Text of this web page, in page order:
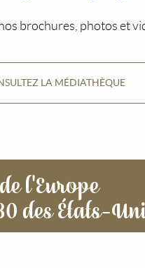
brochures, photos et
LA MÉDIATHÈQUE
l'Europe
des États-